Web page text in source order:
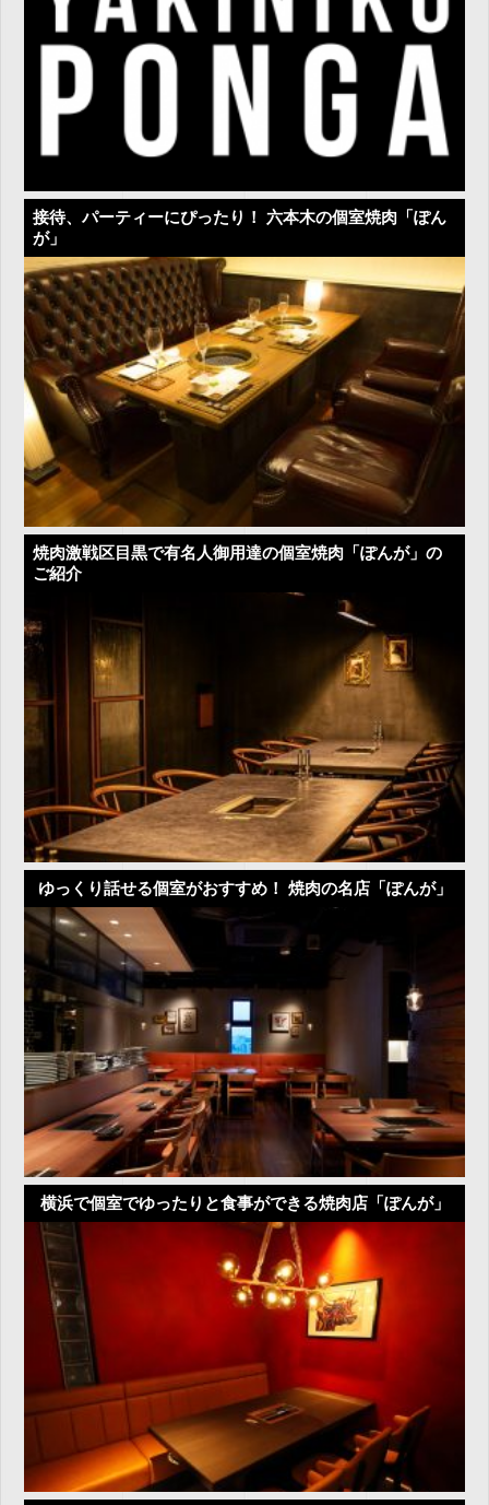
接待、パーティーにぴったり！ 六本木の個室焼肉「ぽん
が」
焼肉激戦区目黒で有名人御用達の個室焼肉「ぽんが」の
ご紹介
ゆっくり話せる個室がおすすめ！ 焼肉の名店「ぽんが」
横浜で個室でゆったりと食事ができる焼肉店「ぽんが」